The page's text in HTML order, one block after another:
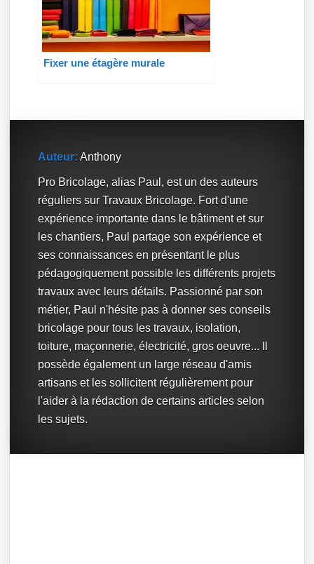
Fixer une étagère murale
Auteur: Anthony
Pro Bricolage, alias Paul, est un des auteurs
réguliers sur Travaux Bricolage. Fort d'une
expérience importante dans le bâtiment et sur
les chantiers, Paul partage son expérience et
ses connaissances en présentant le plus
pédagogiquement possible les différents projets
travaux avec leurs détails. Passionné par son
métier, Paul n'hésite pas à donner ses conseils
bricolage pour tous les travaux, isolation,
toiture, maçonnerie, électricité, gros oeuvre... Il
possède également un large réseau d'amis
artisans et les sollicitent régulièrement pour
l'aider à la rédaction de certains articles selon
les sujets.